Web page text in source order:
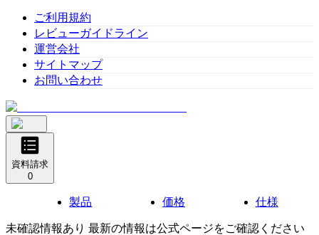
ご利用規約
レビューガイドライン
運営会社
サイトマップ
お問い合わせ
資料請求
0
製品 価格 仕様
未確認情報あり 最新の情報は公式ページをご確認ください